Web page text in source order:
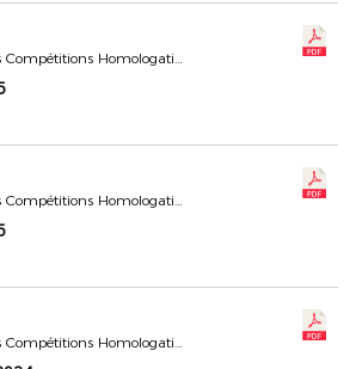
Commission Calendriers Compétitions Homologation
Commission Calendriers Compétitions Homologation
Commission Calendriers Compétitions Homologation